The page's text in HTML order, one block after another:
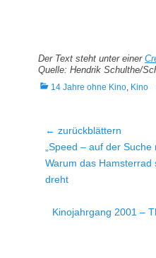
Der Text steht unter einer
Quelle: Hendrik Schulthe/
Kategorien
14 Jahre ohne Kino, Kino
Beitragsnavigation
← zurückblättern
Vorheriger
Beitrag:
„Speed – auf der
Warum das Hamsterrad
dreht
Nächster
Kinojahrgang 2001 –